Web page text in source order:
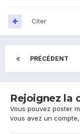
Citer
PRÉCÉDENT
Rejoignez la
Vous pouvez poster
vous avez un compte,